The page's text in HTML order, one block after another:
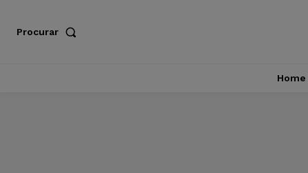
Procurar
Home